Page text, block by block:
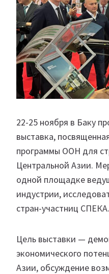
22-25 ноября в Баку
выставка,
программы ООН для
Центральной Азии.
одной площадке
индустрии,
стран-участниц СПЕКА.
Цель выставки —
экономического
Азии, обсуждение